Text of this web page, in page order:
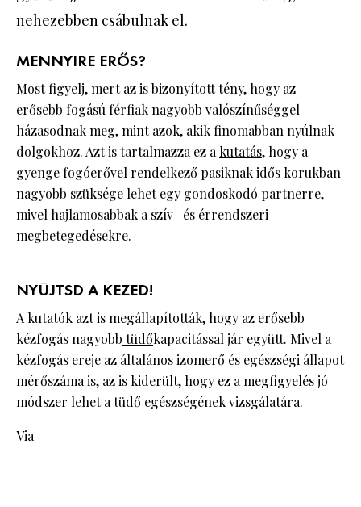
nehezebben csábulnak el.
MENNYIRE ERŐS?
Most figyelj, mert az is bizonyított tény, hogy az
erősebb fogású férfiak nagyobb valószínűséggel
házasodnak meg, mint azok, akik finomabban nyúlnak
dolgokhoz. Azt is tartalmazza ez a kutatás, hogy a
gyenge fogóerővel rendelkező pasiknak idős korukban
nagyobb szüksége lehet egy gondoskodó partnerre,
mivel hajlamosabbak a szív- és érrendszeri
megbetegedésekre.
NYÚJTSD A KEZED!
A kutatók azt is megállapították, hogy az erősebb
kézfogás nagyobb tüdőkapacitással jár együtt. Mivel a
kézfogás ereje az általános izomerő és egészségi állapot
mérőszáma is, az is kiderült, hogy ez a megfigyelés jó
módszer lehet a tüdő egészségének vizsgálatára.
Via